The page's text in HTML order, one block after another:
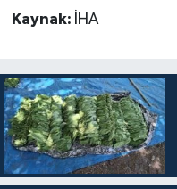
Kaynak: İHA